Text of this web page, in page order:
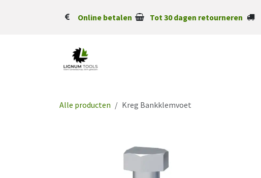
Online betalen Tot 30 dagen retourneren
Alle producten Kreg Bankklemvoet